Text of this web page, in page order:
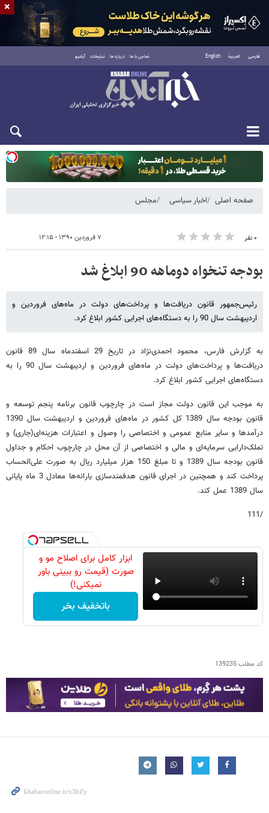
فارسی العربية English تماس با ما درباره ما تبلیغات آرشیو
دوشنبه ۱۹ مرداد ۱۴۰۵
صفحه اصلی اخبار سیاسی مجلس
۰ نفر ۷ فروردین ۱۳۹۰ - ۱۲:۱۵
بودجه تنخواه دوماهه 90 ابلاغ شد
رئیس‌جمهور قانون دریافت‌ها و پرداخت‌های دولت در ماه‌های فروردین و
اردیبهشت سال 90 را به دستگاه‌های اجرایی کشور ابلاغ کرد.
به گزارش فارس، محمود احمدی‌نژاد در تاریخ 29 اسفندماه سال 89 قانون
دریافت‌ها و پرداخت‌های دولت در ماه‌های فروردین و اردیبهشت سال 90 را به
دستگاه‌های اجرایی کشور ابلاغ کرد.
به موجب این قانون دولت مجاز است در چارچوب قانون برنامه پنجم توسعه و
قانون بودجه سال 1389 کل کشور در ماه‌های فروردین و اردیبهشت سال 1390
درآمدها و سایر منابع عمومی و اختصاصی را وصول و اعتبارات هزینه‌ای(جاری) و
تملک‌دارایی سرمایه‌ای و مالی و اختصاصی از آن محل در چارچوب احکام و جداول
قانون بودجه سال 1389 و تا مبلغ 150 هزار میلیارد ریال به صورت علی‌الحساب
پرداخت کند و همچنین در اجرای قانون هدفمندسازی یارانه‌ها معادل 3 ماه پایانی
سال 1389 عمل کند.
/111
ابزار کامل برای اصلاح مو و
صورت (قیمت رو ببینی باور
نمیکنی!)
باتخفیف بخر
کد مطلب139235
×